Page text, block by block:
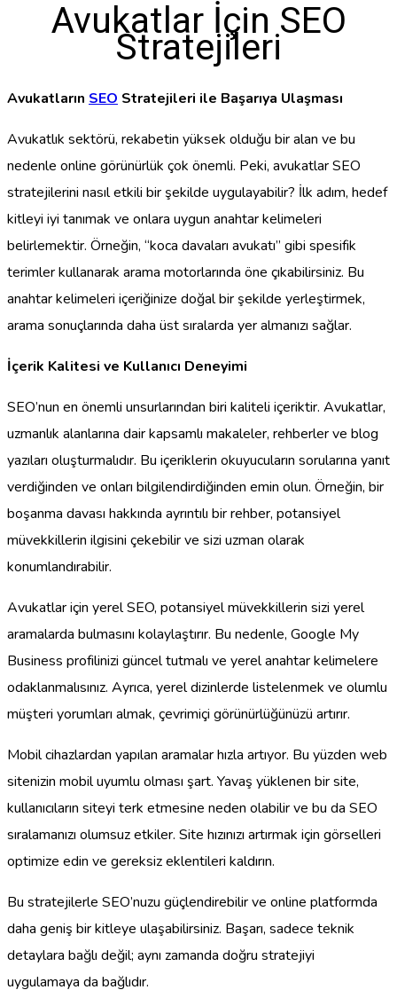
Avukatlar İçin SEO
Stratejileri
Avukatların SEO Stratejileri ile Başarıya Ulaşması
Avukatlık sektörü, rekabetin yüksek olduğu bir alan ve bu
nedenle online görünürlük çok önemli. Peki, avukatlar SEO
stratejilerini nasıl etkili bir şekilde uygulayabilir? İlk adım, hedef
kitleyi iyi tanımak ve onlara uygun anahtar kelimeleri
belirlemektir. Örneğin, “koca davaları avukatı” gibi spesifik
terimler kullanarak arama motorlarında öne çıkabilirsiniz. Bu
anahtar kelimeleri içeriğinize doğal bir şekilde yerleştirmek,
arama sonuçlarında daha üst sıralarda yer almanızı sağlar.
İçerik Kalitesi ve Kullanıcı Deneyimi
SEO’nun en önemli unsurlarından biri kaliteli içeriktir. Avukatlar,
uzmanlık alanlarına dair kapsamlı makaleler, rehberler ve blog
yazıları oluşturmalıdır. Bu içeriklerin okuyucuların sorularına yanıt
verdiğinden ve onları bilgilendirdiğinden emin olun. Örneğin, bir
boşanma davası hakkında ayrıntılı bir rehber, potansiyel
müvekkillerin ilgisini çekebilir ve sizi uzman olarak
konumlandırabilir.
Avukatlar için yerel SEO, potansiyel müvekkillerin sizi yerel
aramalarda bulmasını kolaylaştırır. Bu nedenle, Google My
Business profilinizi güncel tutmalı ve yerel anahtar kelimelere
odaklanmalısınız. Ayrıca, yerel dizinlerde listelenmek ve olumlu
müşteri yorumları almak, çevrimiçi görünürlüğünüzü artırır.
Mobil cihazlardan yapılan aramalar hızla artıyor. Bu yüzden web
sitenizin mobil uyumlu olması şart. Yavaş yüklenen bir site,
kullanıcıların siteyi terk etmesine neden olabilir ve bu da SEO
sıralamanızı olumsuz etkiler. Site hızınızı artırmak için görselleri
optimize edin ve gereksiz eklentileri kaldırın.
Bu stratejilerle SEO’nuzu güçlendirebilir ve online platformda
daha geniş bir kitleye ulaşabilirsiniz. Başarı, sadece teknik
detaylara bağlı değil; aynı zamanda doğru stratejiyi
uygulamaya da bağlıdır.